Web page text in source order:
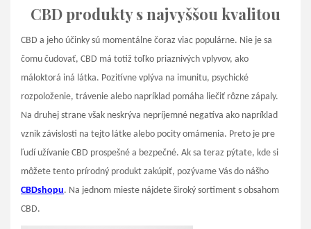
CBD produkty s najvyššou kvalitou
CBD a jeho účinky sú momentálne čoraz viac populárne. Nie je sa
čomu čudovať, CBD má totiž toľko priaznivých vplyvov, ako
máloktorá iná látka. Pozitívne vplýva na imunitu, psychické
rozpoloženie, trávenie alebo napríklad pomáha liečiť rôzne zápaly.
Na druhej strane však neskrýva nepríjemné negatíva ako napríklad
vznik závislosti na tejto látke alebo pocity omámenia. Preto je pre
ľudí užívanie CBD prospešné a bezpečné. Ak sa teraz pýtate, kde si
môžete tento prírodný produkt zakúpiť, pozývame Vás do nášho
CBDshopu. Na jednom mieste nájdete široký sortiment s obsahom
CBD.